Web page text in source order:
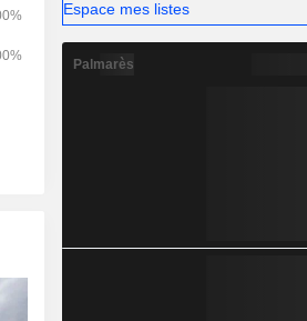
Espace mes listes
Palmarès